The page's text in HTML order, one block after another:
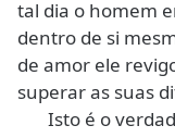
tal dia o homem
dentro de si
de amor ele
superar as suas
Isto é o